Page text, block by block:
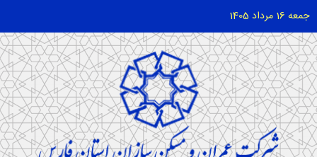
جمعه 16 مرداد 1405